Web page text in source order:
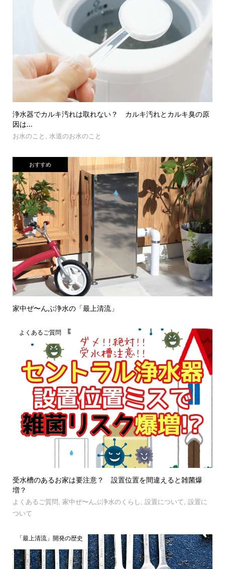
浄水器でカルキ汚れは取れない？ カルキ汚れとカルキ臭の原
因は...
お水のこと , 水道のお水のこと
おすすめ
家中ぜ〜んぶ浄水の「最上清流」
よくあるご質問
受水槽のあるお家は要注意？ 設置位置を間違えると雑菌爆
増？
よくあるご質問 家中ぜ〜んぶ浄水のくらし 設置について 設置に
ついて
「最上清流」開発の歴史